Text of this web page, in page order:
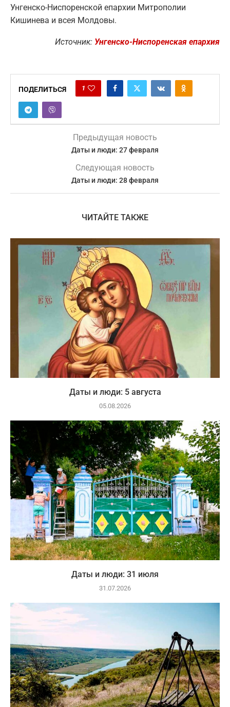
Унгенско-Ниспоренской епархии Митрополии
Кишинева и всея Молдовы.
Источник: Унгенско-Ниспоренская епархия
ПОДЕЛИТЬСЯ 1
Предыдущая новость
Даты и люди: 27 февраля
Следующая новость
Даты и люди: 28 февраля
ЧИТАЙТЕ ТАКЖЕ
Даты и люди: 5 августа
05.08.2026
Даты и люди: 31 июля
31.07.2026